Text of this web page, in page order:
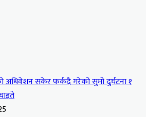
अधिवेशन सकेर फर्कदै गरेको सुमो दुर्घटना १